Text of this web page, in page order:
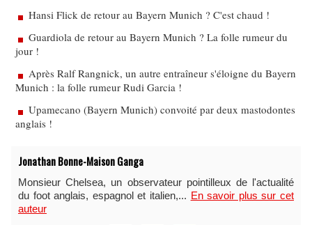
Hansi Flick de retour au Bayern Munich ? C'est chaud !
Guardiola de retour au Bayern Munich ? La folle rumeur du
jour !
Après Ralf Rangnick, un autre entraîneur s'éloigne du Bayern
Munich : la folle rumeur Rudi Garcia !
Upamecano (Bayern Munich) convoité par deux mastodontes
anglais !
Jonathan Bonne-Maison Ganga
Monsieur Chelsea, un observateur pointilleux de l'actualité
du foot anglais, espagnol et italien,... En savoir plus sur cet
auteur